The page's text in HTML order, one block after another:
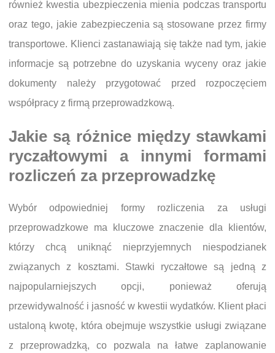
również kwestia ubezpieczenia mienia podczas transportu
oraz tego, jakie zabezpieczenia są stosowane przez firmy
transportowe. Klienci zastanawiają się także nad tym, jakie
informacje są potrzebne do uzyskania wyceny oraz jakie
dokumenty należy przygotować przed rozpoczęciem
współpracy z firmą przeprowadzkową.
Jakie są różnice między stawkami
ryczałtowymi a innymi formami
rozliczeń za przeprowadzkę
Wybór odpowiedniej formy rozliczenia za usługi
przeprowadzkowe ma kluczowe znaczenie dla klientów,
którzy chcą uniknąć nieprzyjemnych niespodzianek
związanych z kosztami. Stawki ryczałtowe są jedną z
najpopularniejszych opcji, ponieważ oferują
przewidywalność i jasność w kwestii wydatków. Klient płaci
ustaloną kwotę, która obejmuje wszystkie usługi związane
z przeprowadzką, co pozwala na łatwe zaplanowanie